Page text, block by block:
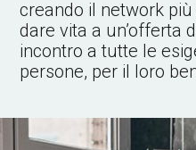
creando il network
dare vita a un’offerta
incontro a tutte le
persone, per il loro